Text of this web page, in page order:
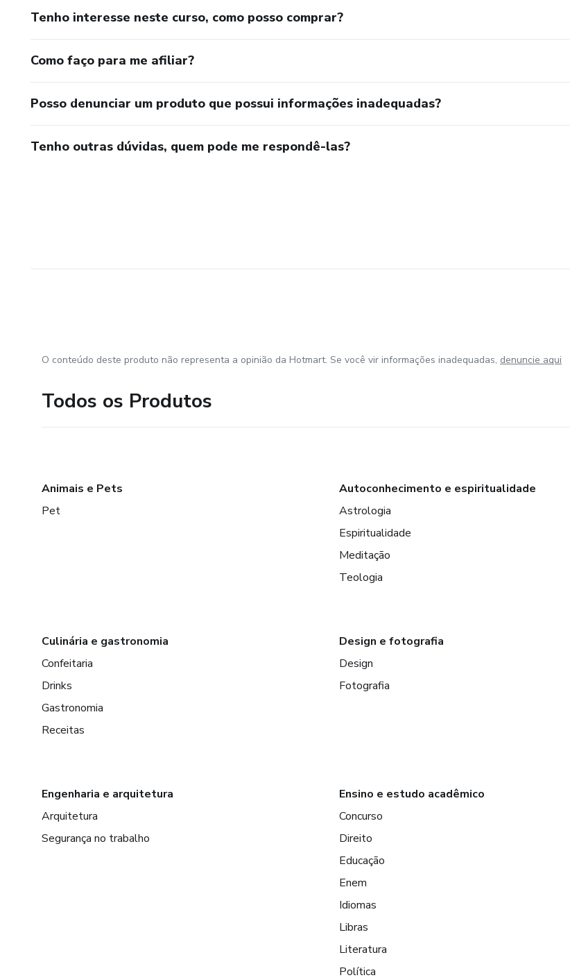
Tenho interesse neste curso, como posso comprar?
Como faço para me afiliar?
Posso denunciar um produto que possui informações inadequadas?
Tenho outras dúvidas, quem pode me respondê-las?
O conteúdo deste produto não representa a opinião da Hotmart. Se você vir informações inadequadas, denuncie aqui
Todos os Produtos
Animais e Pets
Pet
Autoconhecimento e espiritualidade
Astrologia
Espiritualidade
Meditação
Teologia
Culinária e gastronomia
Confeitaria
Drinks
Gastronomia
Receitas
Design e fotografia
Design
Fotografia
Engenharia e arquitetura
Arquitetura
Segurança no trabalho
Ensino e estudo acadêmico
Concurso
Direito
Educação
Enem
Idiomas
Libras
Literatura
Política